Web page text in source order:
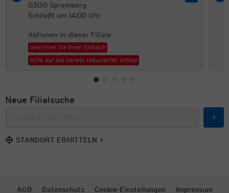
03130 Spremberg
Schließt um 14:00 Uhr
Aktionen in dieser Filiale
Gewinnen Sie Ihren Einkauf!
50% auf alle bereits reduzierten Artikel
Neue Filialsuche
STANDORT ERMITTELN
AGB Datenschutz Cookie-Einstellungen Impressum